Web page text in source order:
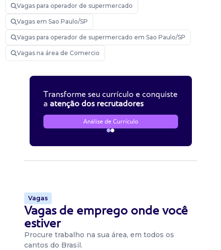
Vagas para operador de supermercado
Vagas em Sao Paulo/SP
Vagas para operador de supermercado em Sao Paulo/SP
Vagas na área de Comercio
Transforme seu currículo e conquiste
a atenção dos recrutadores
Análise de Currículo
Vagas
Vagas de emprego onde você
estiver
Procure trabalho na sua área, em todos os
cantos do Brasil.